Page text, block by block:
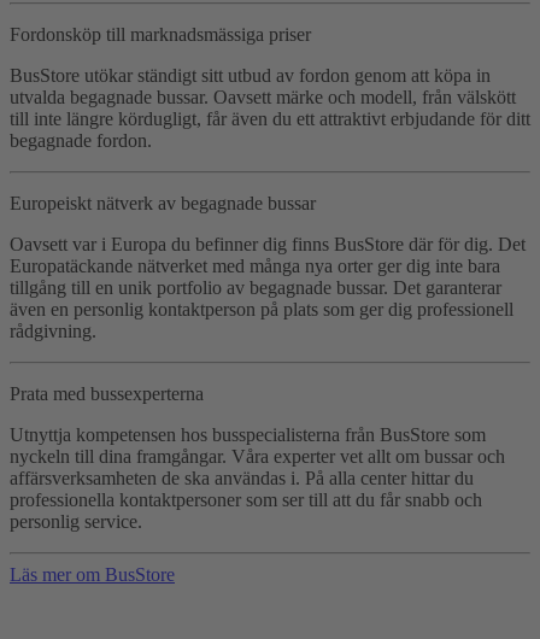
Fordonsköp till marknadsmässiga priser
BusStore utökar ständigt sitt utbud av fordon genom att köpa in
utvalda begagnade bussar. Oavsett märke och modell, från välskött
till inte längre kördugligt, får även du ett attraktivt erbjudande för ditt
begagnade fordon.
Europeiskt nätverk av begagnade bussar
Oavsett var i Europa du befinner dig finns BusStore där för dig. Det
Europatäckande nätverket med många nya orter ger dig inte bara
tillgång till en unik portfolio av begagnade bussar. Det garanterar
även en personlig kontaktperson på plats som ger dig professionell
rådgivning.
Prata med bussexperterna
Utnyttja kompetensen hos busspecialisterna från BusStore som
nyckeln till dina framgångar. Våra experter vet allt om bussar och
affärsverksamheten de ska användas i. På alla center hittar du
professionella kontaktpersoner som ser till att du får snabb och
personlig service.
Läs mer om BusStore